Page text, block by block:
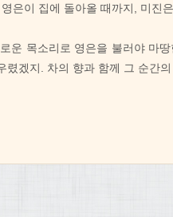
은이 집에 돌아올 때까지, 미진
운 목소리로 영은을 불러야 마
렸겠지. 차의 향과 함께 그 순간